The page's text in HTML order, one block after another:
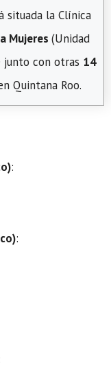
situada la Clínica
Mujeres (Unidad
junto con otras 14
Quintana Roo.
:
: